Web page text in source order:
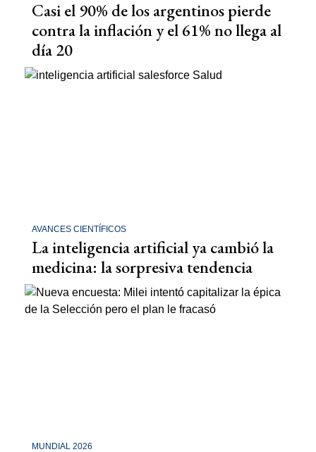
Casi el 90% de los argentinos pierde
contra la inflación y el 61% no llega al
día 20
AVANCES CIENTÍFICOS
La inteligencia artificial ya cambió la
medicina: la sorpresiva tendencia
MUNDIAL 2026